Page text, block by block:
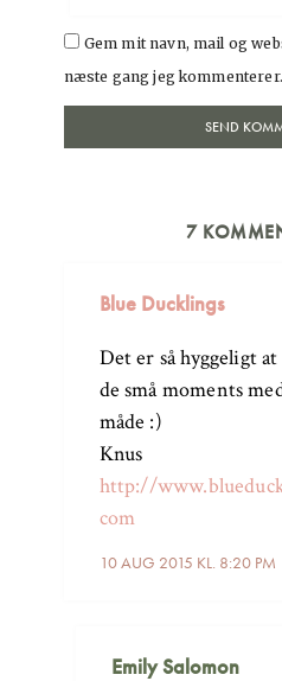
Gem mit navn, mail og
næste gang jeg kommenterer.
7
Blue Ducklings
10 AUG 2015 KL. 8:20 PM
Det er så hyggeligt
de små moments
måde :)
Knus
http://
com
Emily Salomon